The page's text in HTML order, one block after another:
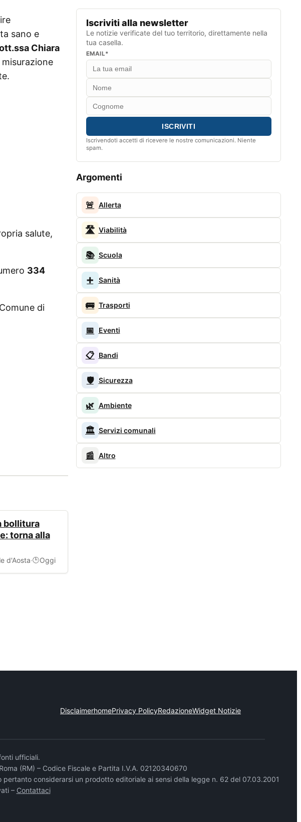
sano e
Chiara
salute,
334
di
bollitura
torna alla
d'Aosta·🕒Oggi
Iscriviti alla newsletter
Le notizie verificate del tuo territorio, direttamente nella
tua casella.
EMAIL*
Iscrivendoti accetti di ricevere le nostre comunicazioni. Niente
spam.
Argomenti
🚨 Allerta
🛣️ Viabilità
📚 Scuola
➕ Sanità
🚌 Trasporti
📅 Eventi
📋 Bandi
🛡️ Sicurezza
🌿 Ambiente
🏛️ Servizi comunali
📰 Altro
DisclaimerhomePrivacy PolicyRedazioneWidget Notizie
ufficiali.
(RM) – Codice Fiscale e Partita I.V.A. 02120340670
considerarsi un prodotto editoriale ai sensi della legge n. 62 del 07.03.2001
– Contattaci